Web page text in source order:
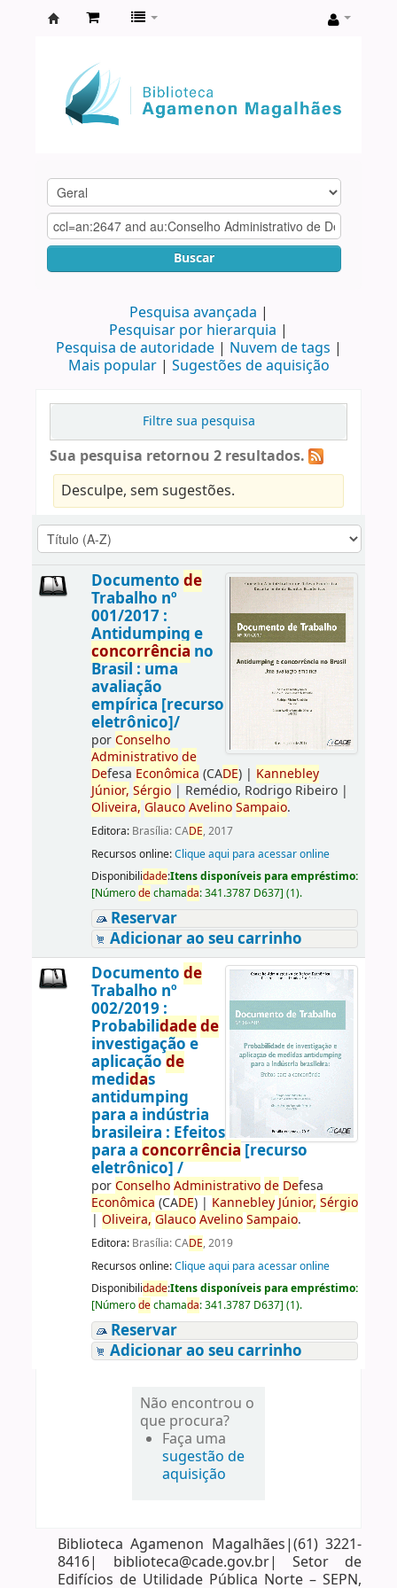
Agamenon
Magalhães
Buscar
Pesquisa avançada
Pesquisar por hierarquia
Pesquisa de autoridade
Nuvem de tags
Mais popular
Sugestões de aquisição
Filtre sua pesquisa
Sua pesquisa retornou 2 resultados.
Desculpe, sem sugestões.
Documento de
Trabalho nº
001/2017 :
Antidumping e
concorrência no
Brasil : uma
avaliação
empírica [recurso
eletrônico]/
porConselho
Administrativo de
Defesa Econômica (CADE)| Kannebley
Júnior, Sérgio| Remédio, Rodrigo Ribeiro|
Oliveira, Glauco Avelino Sampaio.
Editora: Brasília: CADE, 2017
Recursos online:Clique aqui para acessar online
Disponibilidade:Itens disponíveis para empréstimo:
[Númerodechamada:341.3787 D637] (1).
Reservar
Adicionar ao seu carrinho
Documento de
Trabalho nº
002/2019 :
Probabilidadede
investigação e
aplicação de
medidas
antidumping
para a indústria
brasileira : Efeitos
para a concorrência [recurso
eletrônico] /
porConselho Administrativo de Defesa
Econômica (CADE)| Kannebley Júnior, Sérgio
| Oliveira, Glauco Avelino Sampaio.
Editora: Brasília: CADE, 2019
Recursos online:Clique aqui para acessar online
Disponibilidade:Itens disponíveis para empréstimo:
[Númerodechamada:341.3787 D637] (1).
Reservar
Adicionar ao seu carrinho
Não encontrou o
que procura?
Faça uma
sugestão de
aquisição
Biblioteca Agamenon Magalhães|(61) 3221-
8416| biblioteca@cade.gov.br| Setor de
Edifícios de Utilidade Pública Norte – SEPN,